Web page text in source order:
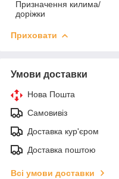
Призначення килима/
доріжки
Приховати
Умови доставки
Нова Пошта
Самовивіз
Доставка кур'єром
Доставка поштою
Всі умови доставки